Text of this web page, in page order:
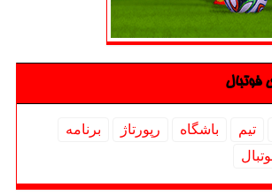
فوتبال
تیم باشگاه رپورتاژ
برنامه